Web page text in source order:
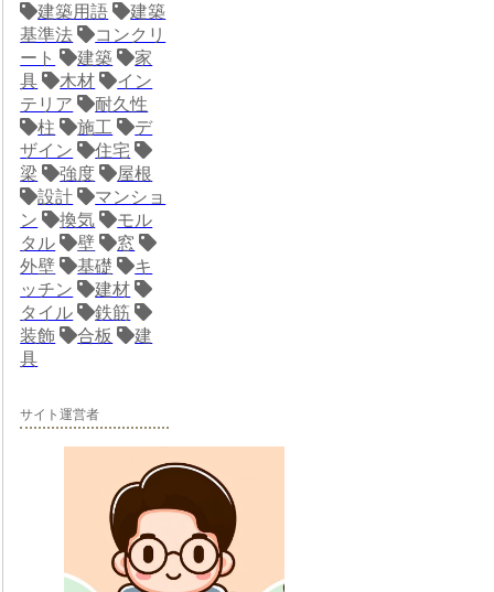
建築用語
建築
基準法
コンクリ
ート
建築
家
具
木材
イン
テリア
耐久性
柱
施工
デ
ザイン
住宅
梁
強度
屋根
設計
マンショ
ン
換気
モル
タル
壁
窓
外壁
基礎
キ
ッチン
建材
タイル
鉄筋
装飾
合板
建
具
サイト運営者